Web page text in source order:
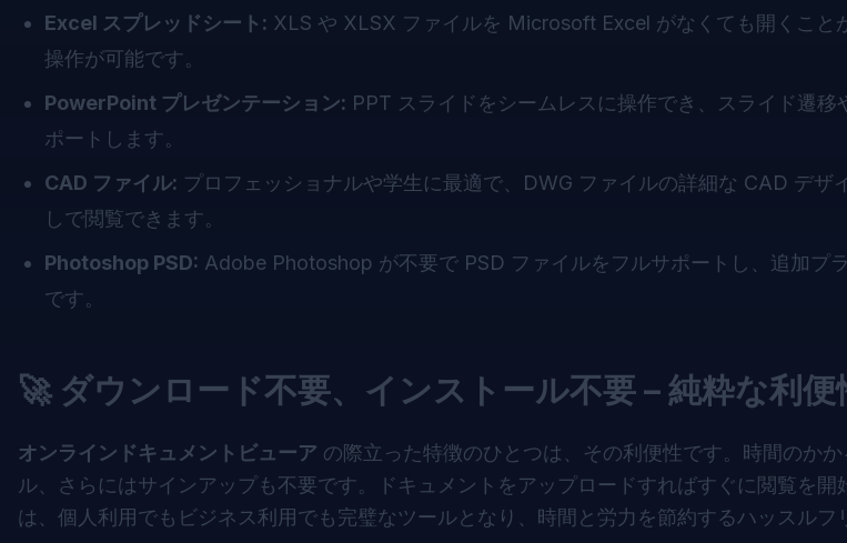
Excel スプレッドシート: XLS や XLSX ファイルを Microsoft Excel がなくても開くこと
操作が可能です。
PowerPoint プレゼンテーション: PPT スライドをシームレスに操作でき、スライド遷移
ポートします。
CAD ファイル: プロフェッショナルや学生に最適で、DWG ファイルの詳細な CAD デザ
しで閲覧できます。
Photoshop PSD: Adobe Photoshop が不要で PSD ファイルをフルサポートし、追加プ
です。
🚀 ダウンロード不要、インストール不要 – 純粋な利便
オンラインドキュメントビューア の際立った特徴のひとつは、その利便性です。時間のか
ル、さらにはサインアップも不要です。ドキュメントをアップロードすればすぐに閲覧を開
は、個人利用でもビジネス利用でも完璧なツールとなり、時間と労力を節約するハッスルフ